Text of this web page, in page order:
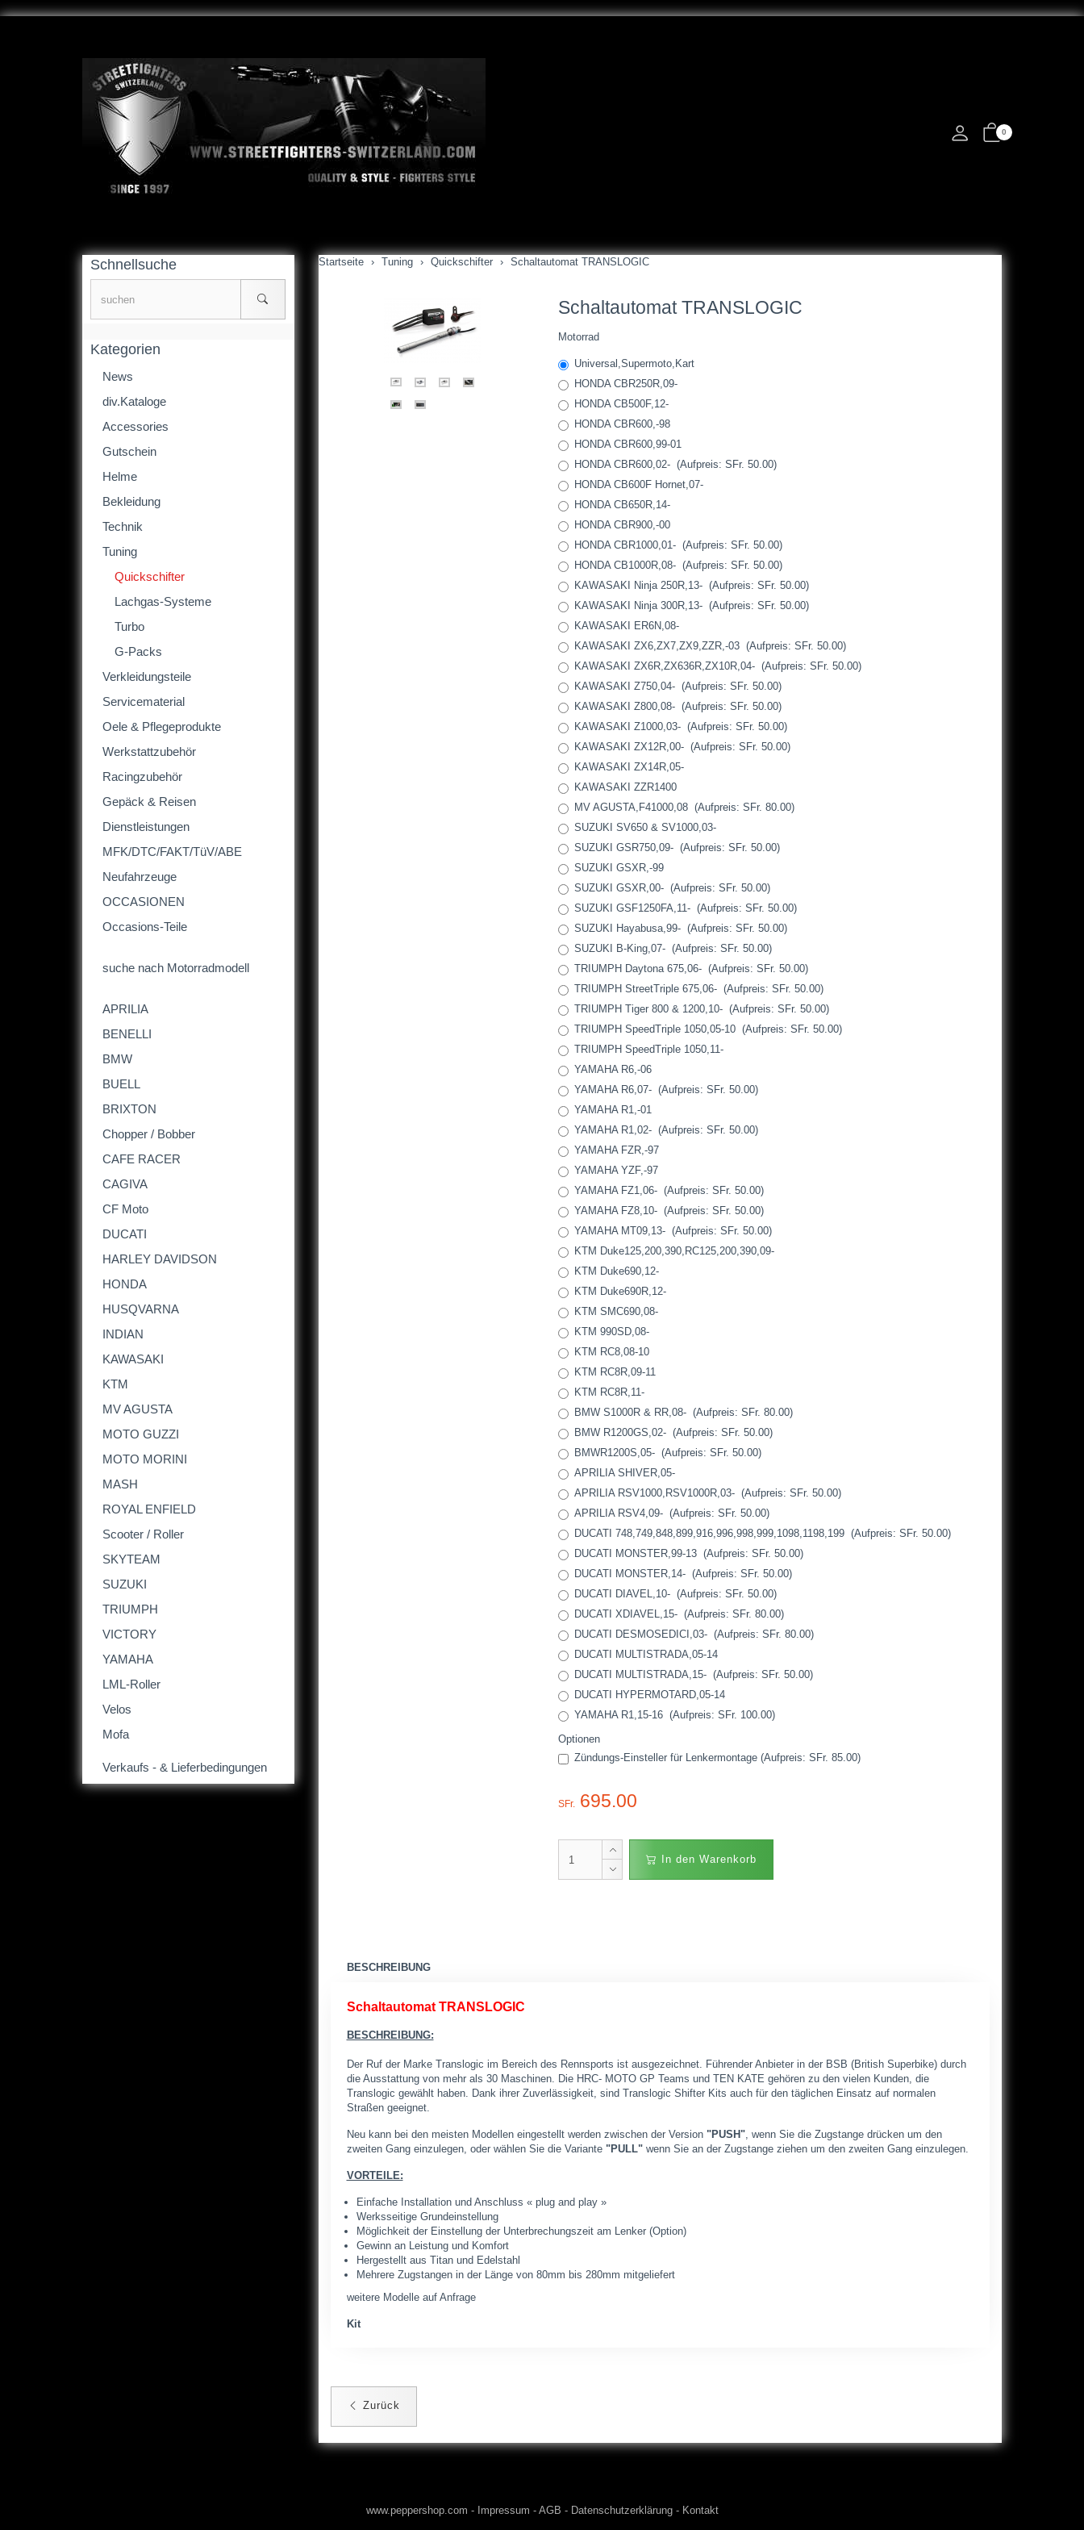
0
Startseite Tuning Quickschifter Schaltautomat TRANSLOGIC
Schaltautomat TRANSLOGIC
Motorrad
Universal,Supermoto,Kart
HONDA CBR250R,09-
HONDA CB500F,12-
HONDA CBR600,-98
HONDA CBR600,99-01
HONDA CBR600,02- (Aufpreis: SFr. 50.00)
HONDA CB600F Hornet,07-
HONDA CB650R,14-
HONDA CBR900,-00
HONDA CBR1000,01- (Aufpreis: SFr. 50.00)
HONDA CB1000R,08- (Aufpreis: SFr. 50.00)
KAWASAKI Ninja 250R,13- (Aufpreis: SFr. 50.00)
KAWASAKI Ninja 300R,13- (Aufpreis: SFr. 50.00)
KAWASAKI ER6N,08-
KAWASAKI ZX6,ZX7,ZX9,ZZR,-03 (Aufpreis: SFr. 50.00)
KAWASAKI ZX6R,ZX636R,ZX10R,04- (Aufpreis: SFr. 50.00)
KAWASAKI Z750,04- (Aufpreis: SFr. 50.00)
KAWASAKI Z800,08- (Aufpreis: SFr. 50.00)
KAWASAKI Z1000,03- (Aufpreis: SFr. 50.00)
KAWASAKI ZX12R,00- (Aufpreis: SFr. 50.00)
KAWASAKI ZX14R,05-
KAWASAKI ZZR1400
MV AGUSTA,F41000,08 (Aufpreis: SFr. 80.00)
SUZUKI SV650 & SV1000,03-
SUZUKI GSR750,09- (Aufpreis: SFr. 50.00)
SUZUKI GSXR,-99
SUZUKI GSXR,00- (Aufpreis: SFr. 50.00)
SUZUKI GSF1250FA,11- (Aufpreis: SFr. 50.00)
SUZUKI Hayabusa,99- (Aufpreis: SFr. 50.00)
SUZUKI B-King,07- (Aufpreis: SFr. 50.00)
TRIUMPH Daytona 675,06- (Aufpreis: SFr. 50.00)
TRIUMPH StreetTriple 675,06- (Aufpreis: SFr. 50.00)
TRIUMPH Tiger 800 & 1200,10- (Aufpreis: SFr. 50.00)
TRIUMPH SpeedTriple 1050,05-10 (Aufpreis: SFr. 50.00)
TRIUMPH SpeedTriple 1050,11-
YAMAHA R6,-06
YAMAHA R6,07- (Aufpreis: SFr. 50.00)
YAMAHA R1,-01
YAMAHA R1,02- (Aufpreis: SFr. 50.00)
YAMAHA FZR,-97
YAMAHA YZF,-97
YAMAHA FZ1,06- (Aufpreis: SFr. 50.00)
YAMAHA FZ8,10- (Aufpreis: SFr. 50.00)
YAMAHA MT09,13- (Aufpreis: SFr. 50.00)
KTM Duke125,200,390,RC125,200,390,09-
KTM Duke690,12-
KTM Duke690R,12-
KTM SMC690,08-
KTM 990SD,08-
KTM RC8,08-10
KTM RC8R,09-11
KTM RC8R,11-
BMW S1000R & RR,08- (Aufpreis: SFr. 80.00)
BMW R1200GS,02- (Aufpreis: SFr. 50.00)
BMWR1200S,05- (Aufpreis: SFr. 50.00)
APRILIA SHIVER,05-
APRILIA RSV1000,RSV1000R,03- (Aufpreis: SFr. 50.00)
APRILIA RSV4,09- (Aufpreis: SFr. 50.00)
DUCATI 748,749,848,899,916,996,998,999,1098,1198,199 (Aufpreis: SFr. 50.00)
DUCATI MONSTER,99-13 (Aufpreis: SFr. 50.00)
DUCATI MONSTER,14- (Aufpreis: SFr. 50.00)
DUCATI DIAVEL,10- (Aufpreis: SFr. 50.00)
DUCATI XDIAVEL,15- (Aufpreis: SFr. 80.00)
DUCATI DESMOSEDICI,03- (Aufpreis: SFr. 80.00)
DUCATI MULTISTRADA,05-14
DUCATI MULTISTRADA,15- (Aufpreis: SFr. 50.00)
DUCATI HYPERMOTARD,05-14
YAMAHA R1,15-16 (Aufpreis: SFr. 100.00)
Optionen
Zündungs-Einsteller für Lenkermontage (Aufpreis: SFr. 85.00)
SFr. 695.00
In den Warenkorb
BESCHREIBUNG
Schaltautomat TRANSLOGIC
BESCHREIBUNG:
Der Ruf der Marke Translogic im Bereich des Rennsports ist ausgezeichnet. Führender Anbieter in der BSB (British Superbike) durch
die Ausstattung von mehr als 30 Maschinen. Die HRC- MOTO GP Teams und TEN KATE gehören zu den vielen Kunden, die
Translogic gewählt haben. Dank ihrer Zuverlässigkeit, sind Translogic Shifter Kits auch für den täglichen Einsatz auf normalen
Straßen geeignet.
Neu kann bei den meisten Modellen eingestellt werden zwischen der Version "PUSH", wenn Sie die Zugstange drücken um den
zweiten Gang einzulegen, oder wählen Sie die Variante "PULL"wenn Sie an der Zugstange ziehen um den zweiten Gang einzulegen.
VORTEILE:
Einfache Installation und Anschluss « plug and play »
Werksseitige Grundeinstellung
Möglichkeit der Einstellung der Unterbrechungszeit am Lenker (Option)
Gewinn an Leistung und Komfort
Hergestellt aus Titan und Edelstahl
Mehrere Zugstangen in der Länge von 80mm bis 280mm mitgeliefert
weitere Modelle auf Anfrage
Kit
Zurück
Schnellsuche
Kategorien
News
div.Kataloge
Accessories
Gutschein
Helme
Bekleidung
Technik
Tuning
Quickschifter
Lachgas-Systeme
Turbo
G-Packs
Verkleidungsteile
Servicematerial
Oele & Pflegeprodukte
Werkstattzubehör
Racingzubehör
Gepäck & Reisen
Dienstleistungen
MFK/DTC/FAKT/TüV/ABE
Neufahrzeuge
OCCASIONEN
Occasions-Teile
suche nach Motorradmodell
APRILIA
BENELLI
BMW
BUELL
BRIXTON
Chopper / Bobber
CAFE RACER
CAGIVA
CF Moto
DUCATI
HARLEY DAVIDSON
HONDA
HUSQVARNA
INDIAN
KAWASAKI
KTM
MV AGUSTA
MOTO GUZZI
MOTO MORINI
MASH
ROYAL ENFIELD
Scooter / Roller
SKYTEAM
SUZUKI
TRIUMPH
VICTORY
YAMAHA
LML-Roller
Velos
Mofa
Verkaufs - & Lieferbedingungen
www.peppershop.com - Impressum - AGB - Datenschutzerklärung- Kontakt